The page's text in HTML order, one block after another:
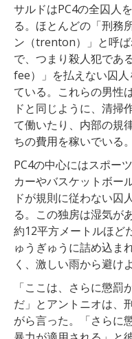
サルドはPC4の全囚人
る。ほとんどの「刑務
ン（trenton）」と呼
で、つまり殺人犯であ
fee）」を払えない囚
ている。これらの男性
ドと同じように、清掃
て働いたり、内部の規
ちの費用を稼いでいる。
PC4の中心にはスポー
カーやバスケットボー
ドが規則に従わない囚
る。この独房は湿気が
約12平方メートルほど
ゅうぎゅうに詰め込ま
く、激しい雨から避け
「ここは、さらに懲
だ」とアントニオは、
がら言った。「さらに